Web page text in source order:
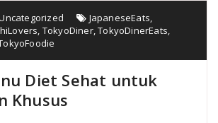
JapaneseEats
TokyoDiner,TokyoDinerEats
Diet Sehat untuk
Khusus